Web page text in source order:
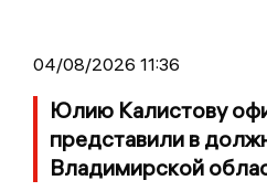
04/08/2026 11:36
Юлию Калистову
представили в
Владимирской